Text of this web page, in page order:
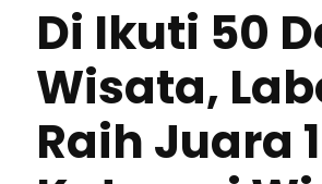
Di Ikuti 50
Wisata,
Raih Juara 1